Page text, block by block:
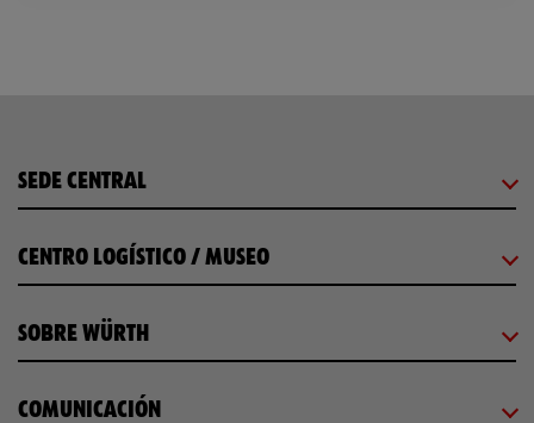
SEDE CENTRAL
CENTRO LOGÍSTICO / MUSEO
SOBRE WÜRTH
COMUNICACIÓN